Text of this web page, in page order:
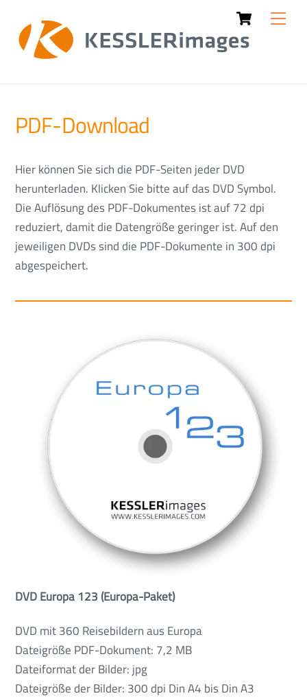
content
Cart
PDF-Download
Hier können Sie sich die PDF-Seiten jeder DVD
herunterladen. Klicken Sie bitte auf das DVD Symbol.
Die Auflösung des PDF-Dokumentes ist auf 72 dpi
reduziert, damit die Datengröße geringer ist. Auf den
jeweiligen DVDs sind die PDF-Dokumente in 300 dpi
abgespeichert.
DVD Europa 123 (Europa-Paket)
DVD mit 360 Reisebildern aus Europa
Dateigröße PDF-Dokument: 7,2 MB
Dateiformat der Bilder: jpg
Dateigröße der Bilder: 300 dpi Din A4 bis Din A3